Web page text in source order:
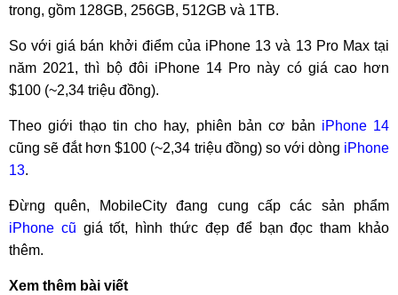
trong, gồm 128GB, 256GB, 512GB và 1TB.
So với giá bán khởi điểm của iPhone 13 và 13 Pro Max tại
năm 2021, thì bộ đôi iPhone 14 Pro này có giá cao hơn
$100 (~2,34 triệu đồng).
Theo giới thạo tin cho hay, phiên bản cơ bản iPhone 14
cũng sẽ đắt hơn $100 (~2,34 triệu đồng) so với dòng iPhone
13.
Đừng quên, MobileCity đang cung cấp các sản phẩm
iPhone cũ giá tốt, hình thức đẹp để bạn đọc tham khảo
thêm.
Xem thêm bài viết